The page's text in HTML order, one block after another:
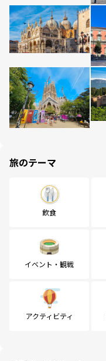
旅のテーマ
飲食
イベント・観戦
アクティビティ